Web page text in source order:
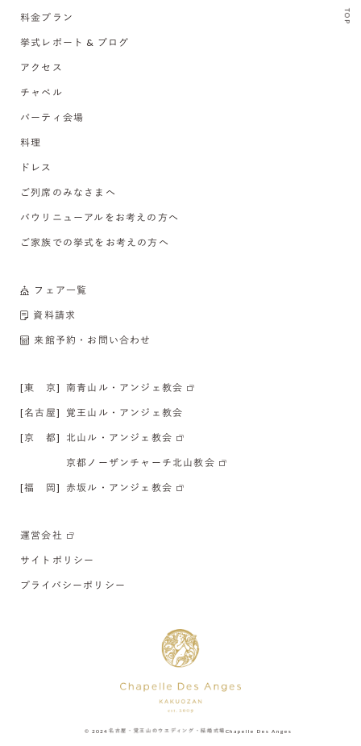
TOP
料金プラン
挙式レポート & ブログ
アクセス
チャペル
パーティ会場
料理
ドレス
ご列席のみなさまへ
バウリニューアルをお考えの方へ
ご家族での挙式をお考えの方へ
フェア一覧
資料請求
来館予約・お問い合わせ
[東 京] 南青山ル・アンジェ教会
[名古屋] 覚王山ル・アンジェ教会
[京 都] 北山ル・アンジェ教会
京都ノーザンチャーチ北山教会
[福 岡] 赤坂ル・アンジェ教会
運営会社
サイトポリシー
プライバシーポリシー
© 2024 名古屋・覚王山のウエディング・結婚式場 Chapelle Des Anges